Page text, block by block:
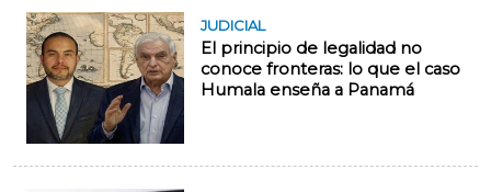
JUDICIAL
El principio de legalidad no
conoce fronteras: lo que el caso
Humala enseña a Panamá